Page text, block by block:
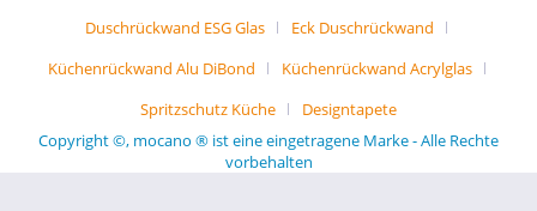
Duschrückwand ESG Glas
Eck Duschrückwand
Küchenrückwand Alu DiBond
Küchenrückwand Acrylglas
Spritzschutz Küche
Designtapete
Copyright ©, mocano ® ist eine eingetragene Marke - Alle Rechte
vorbehalten